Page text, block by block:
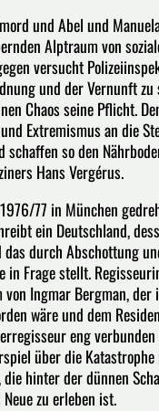
und Abel und
Alptraum von
versucht
und der Vernunft
Chaos seine Pflicht.
Extremismus an die
schaffen so den
Hans Vergérus.
77 in München
ein Deutschland,
durch Abschottung
in Frage stellt.
Ingmar Bergman, der
wäre und dem
eng
über die
hinter der dünnen
zu erleben ist.